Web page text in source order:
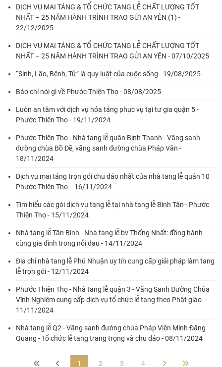
DỊCH VỤ MAI TÁNG & TỔ CHỨC TANG LỄ CHẤT LƯỢNG TỐT
NHẤT – 25 NĂM HÀNH TRÌNH TRAO GỬI AN YÊN (1) -
22/12/2025
DỊCH VỤ MAI TÁNG & TỔ CHỨC TANG LỄ CHẤT LƯỢNG TỐT
NHẤT – 25 NĂM HÀNH TRÌNH TRAO GỬI AN YÊN - 07/10/2025
“Sinh, Lão, Bệnh, Tử” là quy luật của cuộc sống - 19/08/2025
Báo chí nói gì về Phước Thiện Thọ - 08/08/2025
Luôn an tâm với dịch vụ hỏa táng phục vụ tại tư gia quận 5 -
Phước Thiện Thọ - 19/11/2024
Phước Thiện Thọ - Nhà tang lễ quận Bình Thạnh - Vãng sanh
đường chùa Bồ Đề, vãng sanh đường chùa Pháp Vân -
18/11/2024
Dịch vụ mai táng trọn gói chu đáo nhất của nhà tang lễ quận 10
Phước Thiện Thọ - 16/11/2024
Tìm hiểu các gói dịch vụ tang lễ tại nhà tang lễ Bình Tân - Phước
Thiện Thọ - 15/11/2024
Nhà tang lễ Tân Bình - Nhà tang lễ bv Thống Nhất: đồng hành
cùng gia đình trong nỗi đau - 14/11/2024
Địa chỉ nhà tang lễ Phú Nhuận uy tín cung cấp giải pháp làm tang
lễ trọn gói - 12/11/2024
Phước Thiện Thọ - Nhà tang lễ quận 3 - Vãng Sanh Đường Chùa
Vĩnh Nghiêm cung cấp dịch vụ tổ chức lễ tang theo Phật giáo -
11/11/2024
Nhà tang lễ Q2 - Vãng sanh đường chùa Pháp Viện Minh Đăng
Quang - Tổ chức lễ tang trang trọng và chu đáo - 08/11/2024
1 2 3 4